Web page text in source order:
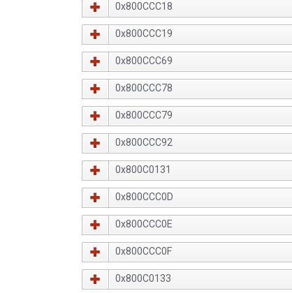
0x800CCC18
0x800CCC19
0x800CCC69
0x800CCC78
0x800CCC79
0x800CCC92
0x800C0131
0x800CCC0D
0x800CCC0E
0x800CCC0F
0x800C0133